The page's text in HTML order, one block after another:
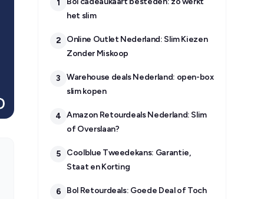
1
het slim
2
Online Outlet Nederland: Slim Kiezen
Zonder Miskoop
3
Warehouse deals Nederland: open-box
slim kopen
4 Amazon Retourdeals Nederland: Slim
of Overslaan?
5
Coolblue Tweedekans: Garantie,
Staat en Korting
6
Bol Retourdeals: Goede Deal of Toch